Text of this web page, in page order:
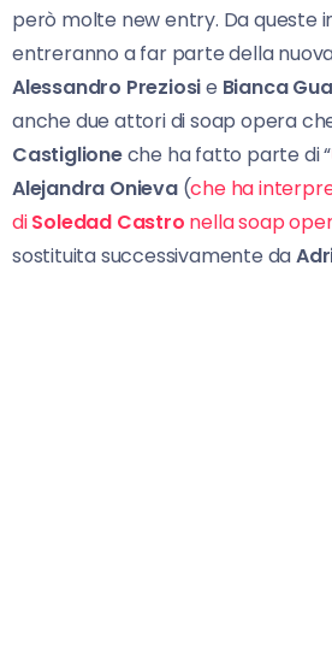
però molte new entry. Da queste
entreranno a far parte della
Alessandro Preziosie Bianca
anche due attori di soap opera
Castiglioneche ha fatto parte di “
Alejandra Onieva(che ha
diSoledad Castro nella soap
sostituita successivamente da